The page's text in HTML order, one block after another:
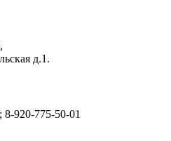
д.1.
920-775-50-01